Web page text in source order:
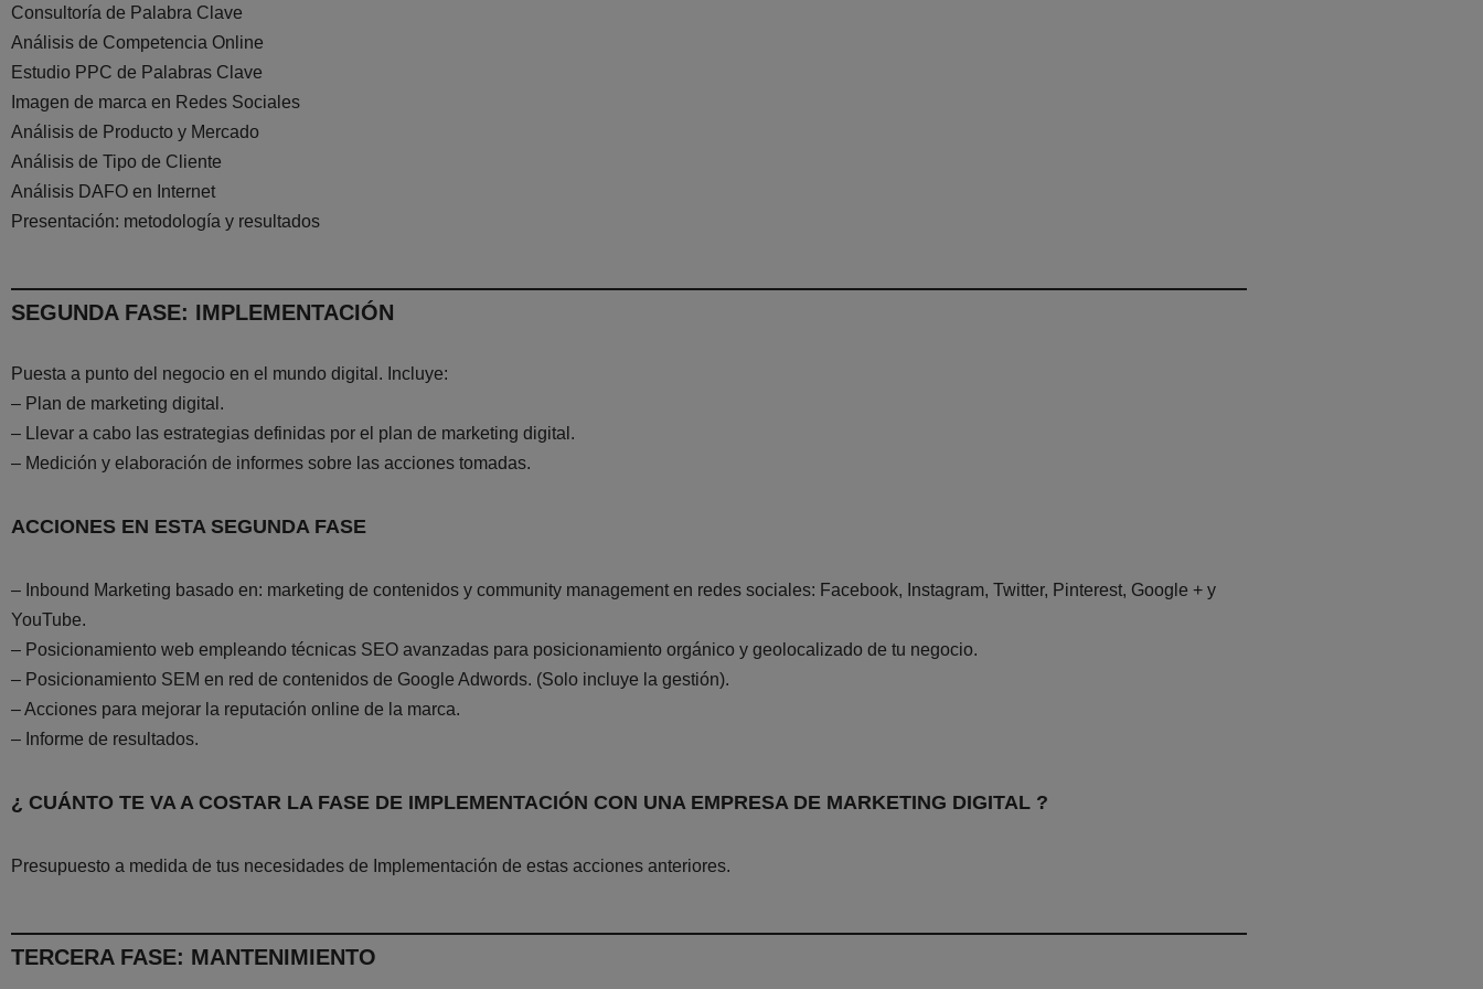
Consultoría de Palabra Clave
Análisis de Competencia Online
Estudio PPC de Palabras Clave
Imagen de marca en Redes Sociales
Análisis de Producto y Mercado
Análisis de Tipo de Cliente
Análisis DAFO en Internet
Presentación: metodología y resultados
SEGUNDA FASE: IMPLEMENTACIÓN
Puesta a punto del negocio en el mundo digital. Incluye:
– Plan de marketing digital.
– Llevar a cabo las estrategias definidas por el plan de marketing digital.
– Medición y elaboración de informes sobre las acciones tomadas.
ACCIONES EN ESTA SEGUNDA FASE
– Inbound Marketing basado en: marketing de contenidos y community management en redes sociales: Facebook, Instagram, Twitter, Pinterest, Google + y
YouTube.
– Posicionamiento web empleando técnicas SEO avanzadas para posicionamiento orgánico y geolocalizado de tu negocio.
– Posicionamiento SEM en red de contenidos de Google Adwords. (Solo incluye la gestión).
– Acciones para mejorar la reputación online de la marca.
– Informe de resultados.
¿ CUÁNTO TE VA A COSTAR LA FASE DE IMPLEMENTACIÓN CON UNA EMPRESA DE MARKETING DIGITAL ?
Presupuesto a medida de tus necesidades de Implementación de estas acciones anteriores.
TERCERA FASE: MANTENIMIENTO